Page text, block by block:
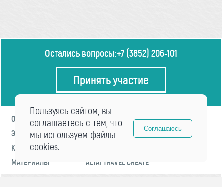
Остались вопросы:+7 (3852) 206-101
Принять участие
О ФОРУМЕ
ПРОГРАММА
ЭКСПЕРТЫ
НОВОСТИ
КОНТАКТЫ
МАТЕРИАЛЫ
ALTAI TRAVEL CREATE
Пользуясь сайтом, вы
соглашаетесь с тем, что
мы используем файлы
cookies.
Соглашаюсь